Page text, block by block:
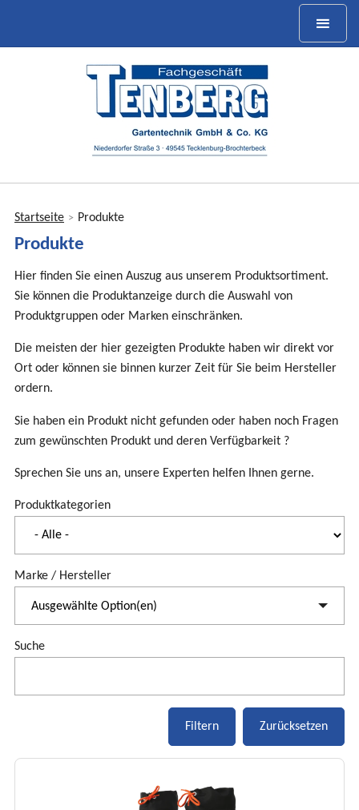
sind
hier
Startseite > Produkte
Produkte
Hier finden Sie einen Auszug aus unserem Produktsortiment.
Sie können die Produktanzeige durch die Auswahl von
Produktgruppen oder Marken einschränken.
Die meisten der hier gezeigten Produkte haben wir direkt vor
Ort oder können sie binnen kurzer Zeit für Sie beim Hersteller
ordern.
Sie haben ein Produkt nicht gefunden oder haben noch Fragen
zum gewünschten Produkt und deren Verfügbarkeit ?
Sprechen Sie uns an, unsere Experten helfen Ihnen gerne.
Produktkategorien
Marke / Hersteller
Ausgewählte Option(en)
Suche